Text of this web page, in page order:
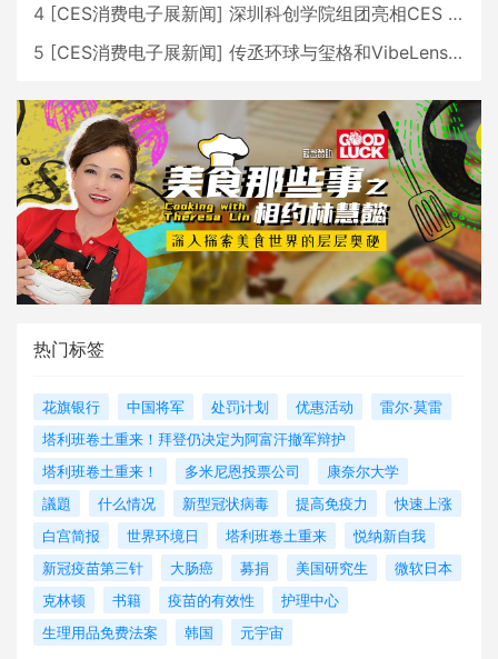
4 [CES消费电子展新闻] 深圳科创学院组团亮相CES 广受好评
5 [CES消费电子展新闻] 传丞环球与玺格和VibeLens共同推出全新耳机
热门标签
花旗银行 中国将军 处罚计划 优惠活动
雷尔·莫雷
塔利班卷土重来！拜登仍决定为阿富汗撤军辩护
塔利班卷土重来！
多米尼恩投票公司
康奈尔大学
議題
什么情况 新型冠状病毒 提高免疫力
快速上涨
白宫简报
世界环境日 塔利班卷土重来
悦纳新自我
新冠疫苗第三针
大肠癌 募捐 美国研究生
微软日本
克林顿
书籍 疫苗的有效性
护理中心
生理用品免费法案
韩国 元宇宙